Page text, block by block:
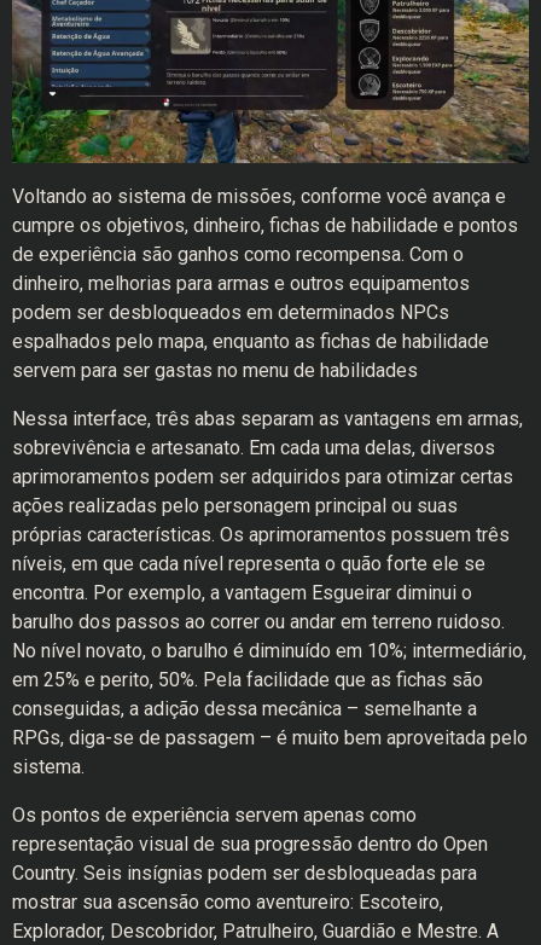
Voltando ao sistema de missões, conforme você avança e
cumpre os objetivos, dinheiro, fichas de habilidade e pontos
de experiência são ganhos como recompensa. Com o
dinheiro, melhorias para armas e outros equipamentos
podem ser desbloqueados em determinados NPCs
espalhados pelo mapa, enquanto as fichas de habilidade
servem para ser gastas no menu de habilidades
Nessa interface, três abas separam as vantagens em armas,
sobrevivência e artesanato. Em cada uma delas, diversos
aprimoramentos podem ser adquiridos para otimizar certas
ações realizadas pelo personagem principal ou suas
próprias características. Os aprimoramentos possuem três
níveis, em que cada nível representa o quão forte ele se
encontra. Por exemplo, a vantagem Esgueirar diminui o
barulho dos passos ao correr ou andar em terreno ruidoso.
No nível novato, o barulho é diminuído em 10%; intermediário,
em 25% e perito, 50%. Pela facilidade que as fichas são
conseguidas, a adição dessa mecânica – semelhante a
RPGs, diga-se de passagem – é muito bem aproveitada pelo
sistema.
Os pontos de experiência servem apenas como
representação visual de sua progressão dentro do Open
Country. Seis insígnias podem ser desbloqueadas para
mostrar sua ascensão como aventureiro: Escoteiro,
Explorador, Descobridor, Patrulheiro, Guardião e Mestre. A